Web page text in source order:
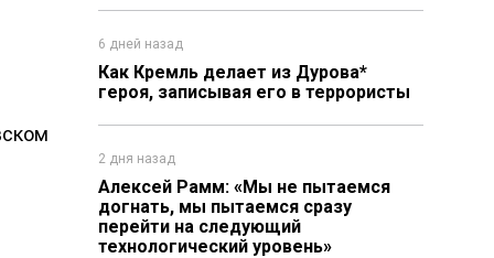
6 дней назад
Как Кремль делает из Дурова*
героя, записывая его в террористы
2 дня назад
Алексей Рамм: «Мы не пытаемся
догнать, мы пытаемся сразу
перейти на следующий
технологический уровень»